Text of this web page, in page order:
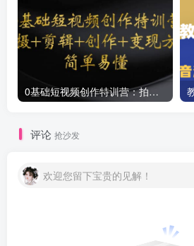
0基础短视频创作特训营：拍摄+剪辑+创作+变现方法
评论 抢沙发
欢迎您留下宝贵的见解！